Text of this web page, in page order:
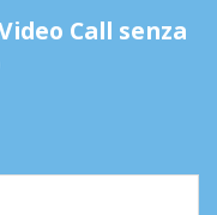
Call senza